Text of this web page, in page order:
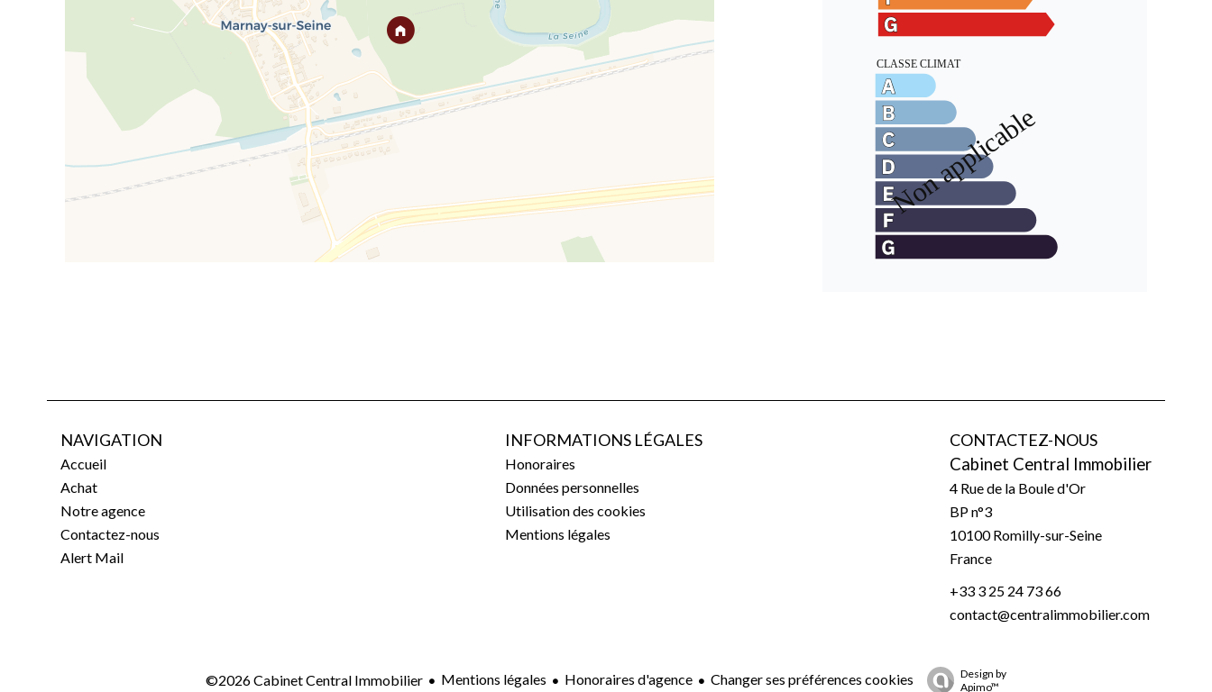
NAVIGATION
Accueil
Achat
Notre agence
Contactez-nous
Alert Mail
INFORMATIONS LÉGALES
Honoraires
Données personnelles
Utilisation des cookies
Mentions légales
CONTACTEZ-NOUS
Cabinet Central Immobilier
4 Rue de la Boule d'Or
BP n°3
10100Romilly-sur-Seine
France
+33 3 25 24 73 66
contact@centralimmobilier.com
©2026 Cabinet Central Immobilier Mentions légales Honoraires d'agence Changer ses préférences cookies
Design by
Apimo™